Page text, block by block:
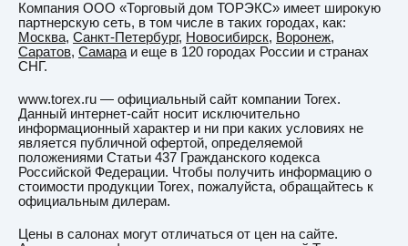
Компания ООО «Торговый дом ТОРЭКС» имеет широкую
партнерскую сеть, в том числе в таких городах, как:
Москва, Санкт-Петербург, Новосибирск, Воронеж,
Саратов, Самараи еще в 120 городах России и странах
СНГ.
www.torex.ru — официальный сайт компании Torex.
Данный интернет-сайт носит исключительно
информационный характер и ни при каких условиях не
является публичной офертой, определяемой
положениями Статьи 437 Гражданского кодекса
Российской Федерации. Чтобы получить информацию о
стоимости продукции Torex, пожалуйста, обращайтесь к
официальным дилерам.
Цены в салонах могут отличаться от цен на сайте.